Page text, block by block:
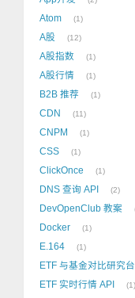
Atom 1
A股 12
A股指数 1
A股行情 1
B2B 推荐 1
CDN 11
CNPM 1
CSS 1
ClickOnce 1
DNS 查询 API 2
DevOpenClub 教案
Docker 1
E.164 1
ETF 与基金对比研究台
ETF 实时行情 API 1